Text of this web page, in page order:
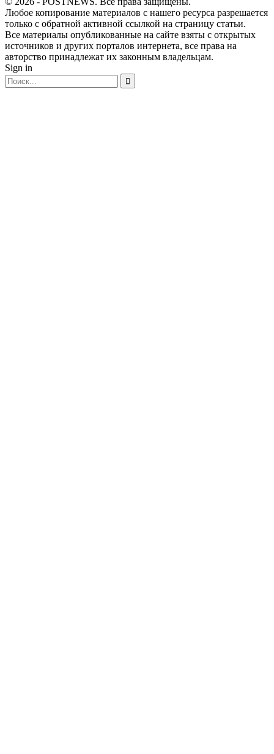
Любое копирование материалов с нашего ресурса разрешается
только с обратной активной ссылкой на страницу статьи.
Все материалы опубликованные на сайте взяты с открытых
источников и других порталов интернета, все права на
авторство принадлежат их законным владельцам.
Sign in